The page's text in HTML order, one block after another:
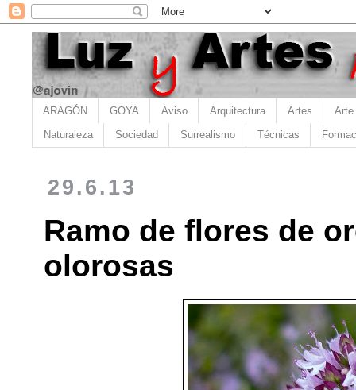
ARAGÓN GOYA Aviso Arquitectura Artes Arte
Naturaleza Sociedad Surrealismo Técnicas
29.6.13
Ramo de flores de
olorosas